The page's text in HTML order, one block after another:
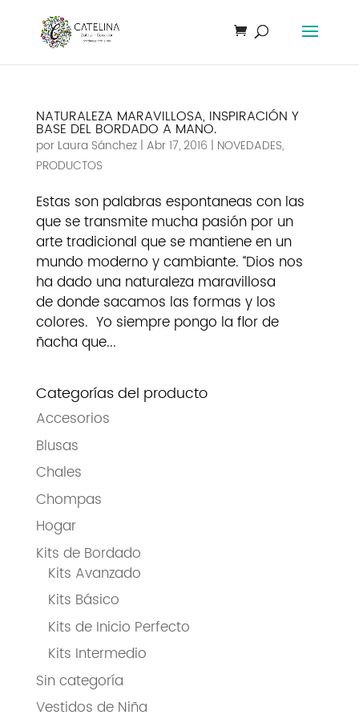
NATURALEZA MARAVILLOSA, INSPIRACIÓN Y
BASE DEL BORDADO A MANO.
por Laura Sánchez| Abr 17, 2016 | NOVEDADES,
PRODUCTOS
Estas son palabras espontaneas con las
que se transmite mucha pasión por un
arte tradicional que se mantiene en un
mundo moderno y cambiante. “Dios nos
ha dado una naturaleza maravillosa
de donde sacamos las formas y los
colores. Yo siempre pongo la flor de
ñacha que...
Categorías del producto
Accesorios
Blusas
Chales
Chompas
Hogar
Kits de Bordado
Kits Avanzado
Kits Básico
Kits de Inicio Perfecto
Kits Intermedio
Sin categoría
Vestidos de Niña